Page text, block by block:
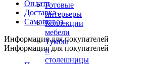
Готовые
интерьеры
Коллекции
мебели
Тумбы
и
столешницы
Оплата
Доставка
Самовывоз
Информация для покупателей
Информация для покупателей